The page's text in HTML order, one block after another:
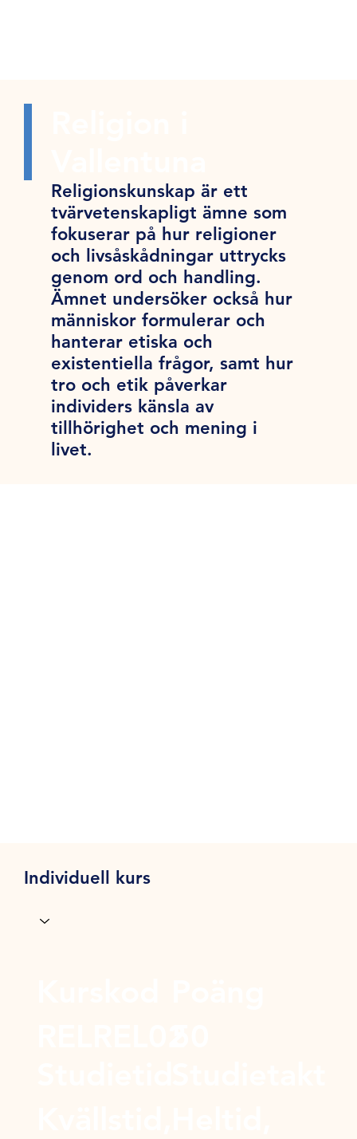
Religionskunskap är ett
tvärvetenskapligt ämne som
fokuserar på hur religioner
och livsåskådningar uttrycks
genom ord och handling.
Ämnet undersöker också hur
människor formulerar och
hanterar etiska och
existentiella frågor, samt hur
tro och etik påverkar
individers känsla av
tillhörighet och mening i
livet.
Individuell kurs